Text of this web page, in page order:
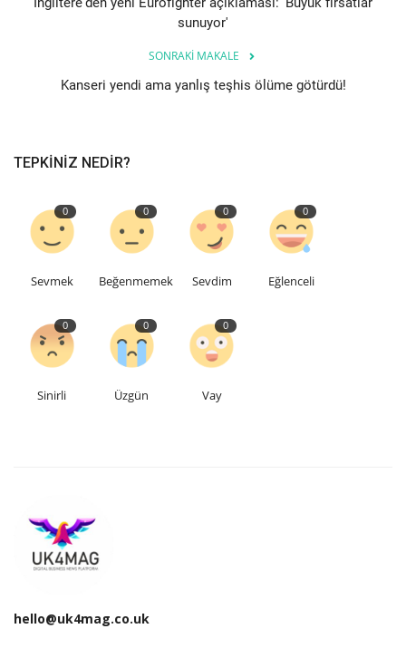
sunuyor'
SONRAKI MAKALE
Kanseri yendi ama yanlış teşhis ölüme götürdü!
TEPKINIZ NEDIR?
0
Sevmek
0
Beğenmemek
0
Sevdim
0
Eğlenceli
0
Sinirli
0
Üzgün
0
Vay
hello@uk4mag.co.uk